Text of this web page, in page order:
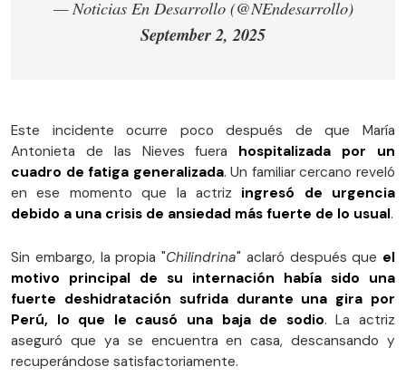
— Noticias En Desarrollo (@NEndesarrollo)
September 2, 2025
Este incidente ocurre poco después de que María
Antonieta de las Nieves fuera hospitalizada por un
cuadro de fatiga generalizada. Un familiar cercano reveló
en ese momento que la actriz ingresó de urgencia
debido a una crisis de ansiedad más fuerte de lo usual.
Sin embargo, la propia "Chilindrina" aclaró después que el
motivo principal de su internación había sido una
fuerte deshidratación sufrida durante una gira por
Perú, lo que le causó una baja de sodio. La actriz
aseguró que ya se encuentra en casa, descansando y
recuperándose satisfactoriamente.